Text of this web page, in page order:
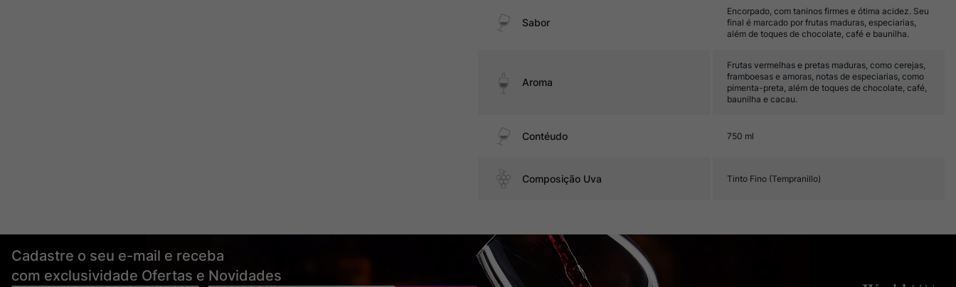
Sabor
Encorpado, com taninos firmes e ótima acidez. Seu
final é marcado por frutas maduras, especiarias,
além de toques de chocolate, café e baunilha.
Aroma
Frutas vermelhas e pretas maduras, como cerejas,
framboesas e amoras, notas de especiarias, como
pimenta-preta, além de toques de chocolate, café,
baunilha e cacau.
Contéudo 750 ml
Composição Uva Tinto Fino (Tempranillo)
Cadastre o seu e-mail e receba
com exclusividade Ofertas e Novidades